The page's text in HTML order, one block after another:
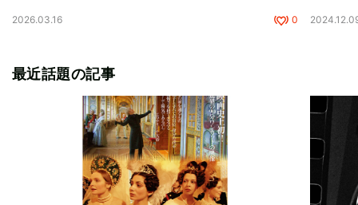
2026.03.16 0
最近話題の記事